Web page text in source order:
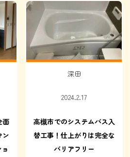
面
ン
深田
2024.2.17
高槻市でのシステムバス入
替工事！仕上がりは完全な
バリアフリー